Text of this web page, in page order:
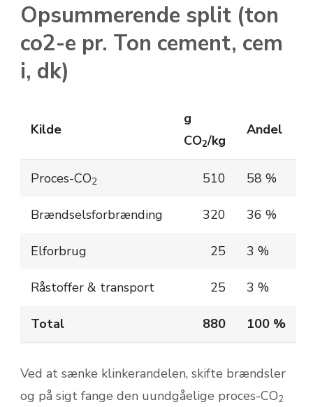
Opsummerende split (ton
co2-e pr. Ton cement, cem
i, dk)
Kilde
g
CO2/kg
Andel
Proces-CO2 510 58 %
Brændselsforbrænding 320 36 %
Elforbrug 25 3 %
Råstoffer & transport 25 3 %
Total 880 100 %
Ved at sænke klinkerandelen, skifte brændsler
og på sigt fange den uundgåelige proces-CO2